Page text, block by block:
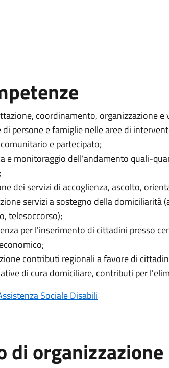
coordinamento, organizzazione
di persone e famiglie nelle aree di
e partecipato;
e monitoraggio dell’andamento quali-
dei servizi di accoglienza, ascolto,
servizi a sostegno della domiciliarità
telesoccorso);
per l'inserimento di cittadini presso
contributi regionali a favore di
di cura domiciliare, contributi per
Sociale Disabili
di organizzazione